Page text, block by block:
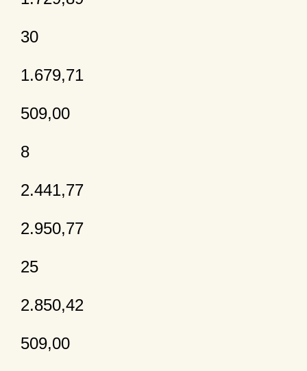
30
1.679,71
509,00
8
2.441,77
2.950,77
25
2.850,42
509,00